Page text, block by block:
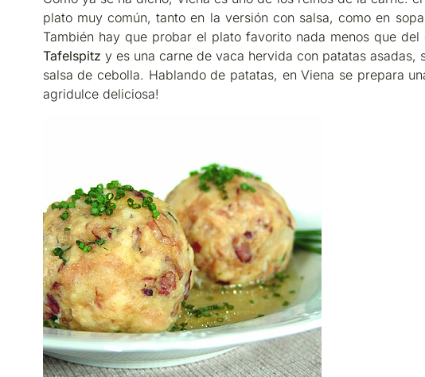
plato muy común, tanto en la versión con salsa, como en
También hay que probar el plato favorito nada menos que
Tafelspitz y es una carne de vaca hervida con patatas asadas,
salsa de cebolla. Hablando de patatas, en Viena se prepara
agridulce deliciosa!